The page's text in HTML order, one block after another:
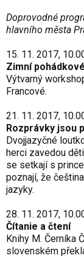
Doprovodné
hlavního města
15. 11. 2017,
Zimní
Výtvarný
Francové.
21. 11. 2017,
Rozprávky jsou
Dvojjazyčné
herci zavedou
se setkají s
poznají, že
jazyky.
28. 11. 2017,
Čítanie a čtení
Knihy M. Černíka
slovenském